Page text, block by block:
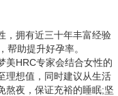
，拥有近三十年丰富经验
帮助提升好孕率。
美HRC专家会结合女性的
理想值，同时建议从生活
熬夜，保证充裕的睡眠;坚